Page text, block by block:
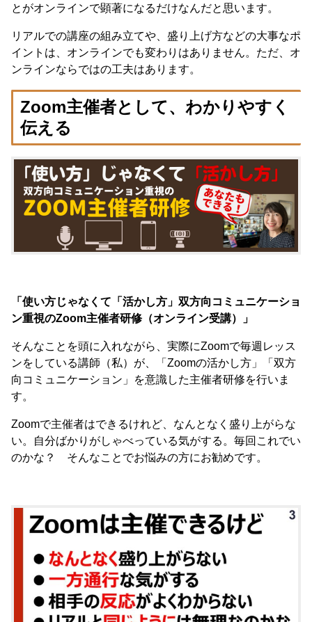
とがオンラインで顕著になるだけなんだと思います。
リアルでの講座の組み立てや、盛り上げ方などの大事なポ
イントは、オンラインでも変わりはありません。ただ、オ
ンラインならではの工夫はあります。
Zoom主催者として、わかりやすく
伝える
「使い方じゃなくて「活かし方」双方向コミュニケーショ
ン重視のZoom主催者研修（オンライン受講）」
そんなことを頭に入れながら、実際にZoomで毎週レッス
ンをしている講師（私）が、「Zoomの活かし方」「双方
向コミュニケーション」を意識した主催者研修を行いま
す。
Zoomで主催者はできるけれど、なんとなく盛り上がらな
い。自分ばかりがしゃべっている気がする。毎回これでい
のかな？ そんなことでお悩みの方にお勧めです。